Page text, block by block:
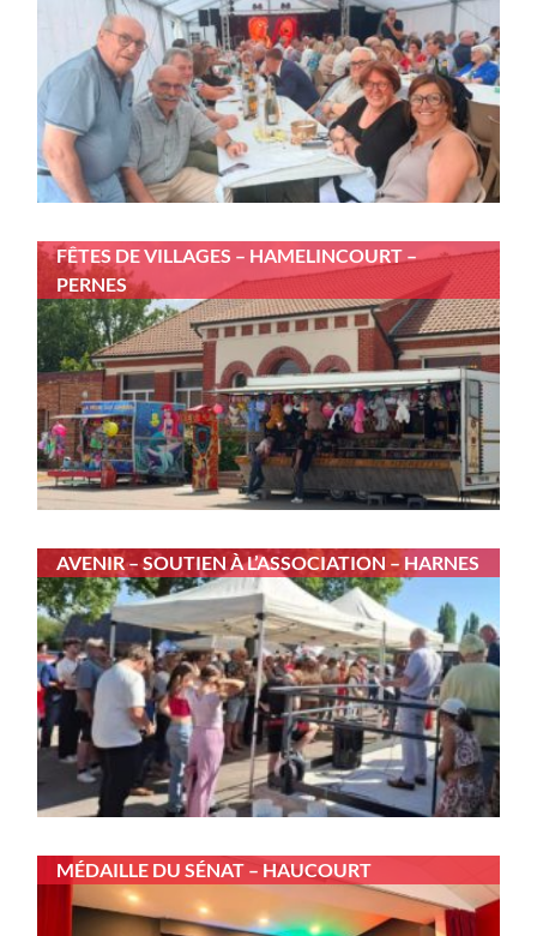
FÊTES DE VILLAGES – HAMELINCOURT –
PERNES
AVENIR – SOUTIEN À L’ASSOCIATION – HARNES
MÉDAILLE DU SÉNAT – HAUCOURT